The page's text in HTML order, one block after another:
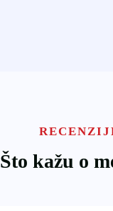
Što kažu o